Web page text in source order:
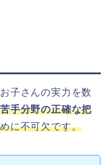
子さんの実力を数
手分野の正確な把
に不可欠です。